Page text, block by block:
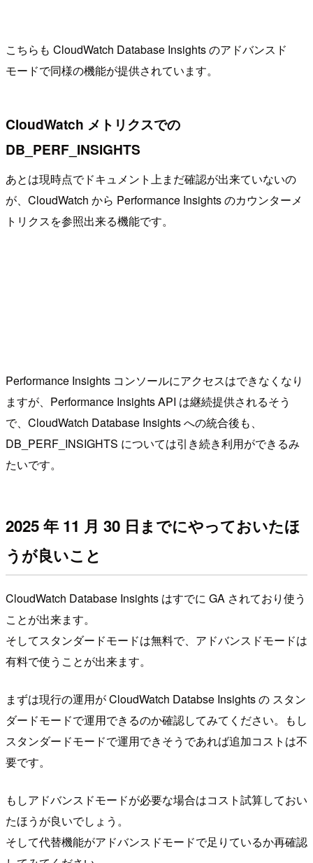
こちらも CloudWatch Database Insights のアドバンスド
モードで同様の機能が提供されています。
CloudWatch メトリクスでの
DB_PERF_INSIGHTS
あとは現時点でドキュメント上まだ確認が出来ていないの
が、CloudWatch から Performance Insights のカウンターメ
トリクスを参照出来る機能です。
Performance Insights コンソールにアクセスはできなくなり
ますが、Performance Insights API は継続提供されるそう
で、CloudWatch Database Insights への統合後も、
DB_PERF_INSIGHTS については引き続き利用ができるみ
たいです。
2025 年 11 月 30 日までにやっておいたほ
うが良いこと
CloudWatch Database Insights はすでに GA されており使う
ことが出来ます。
そしてスタンダードモードは無料で、アドバンスドモードは
有料で使うことが出来ます。
まずは現行の運用が CloudWatch Databse Insights の スタン
ダードモードで運用できるのか確認してみてください。もし
スタンダードモードで運用できそうであれば追加コストは不
要です。
もしアドバンスドモードが必要な場合はコスト試算しておい
たほうが良いでしょう。
そして代替機能がアドバンスドモードで足りているか再確認